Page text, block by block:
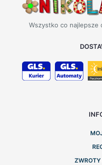
Wszystko co najlepsze